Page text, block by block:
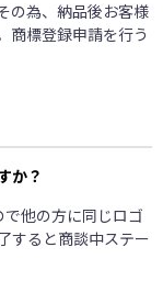
の為、納品後お客様
商標登録申請を行う
か？
他の方に同じロゴ
すると商談中ステー